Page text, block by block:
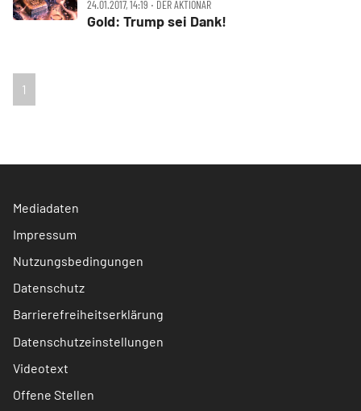
24.01.2017, 14:19 ‧ DER AKTIONÄR
Gold: Trump sei Dank!
1
Mediadaten
Impressum
Nutzungsbedingungen
Datenschutz
Barrierefreiheitserklärung
Datenschutzeinstellungen
Videotext
Offene Stellen